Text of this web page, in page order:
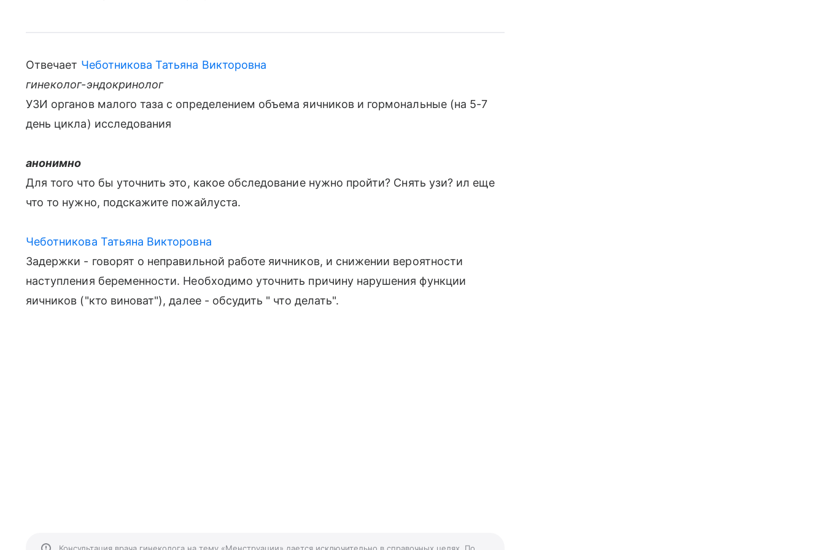
Отвечает Чеботникова Татьяна Викторовна
гинеколог-эндокринолог
УЗИ органов малого таза с определением объема яичников и гормональные (на 5-7
день цикла) исследования
анонимно
Для того что бы уточнить это, какое обследование нужно пройти? Снять узи? ил еще
что то нужно, подскажите пожайлуста.
Чеботникова Татьяна Викторовна
Задержки - говорят о неправильной работе яичников, и снижении вероятности
наступления беременности. Необходимо уточнить причину нарушения функции
яичников ("кто виноват"), далее - обсудить " что делать".